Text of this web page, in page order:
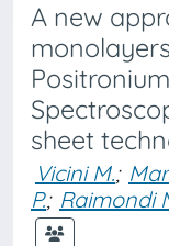
A new
sheet
Vicini M.;
P.; Raimondi